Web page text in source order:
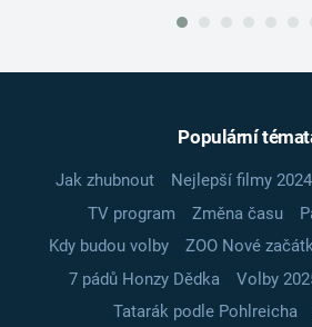
Populární
Jak zhubnout Nejlepší filmy 2024
TV program
Změna času
Kdy budou volby
ZOO Nové
7 pádů Honzy Dědka
Volby
Tatarák podle Pohlreicha